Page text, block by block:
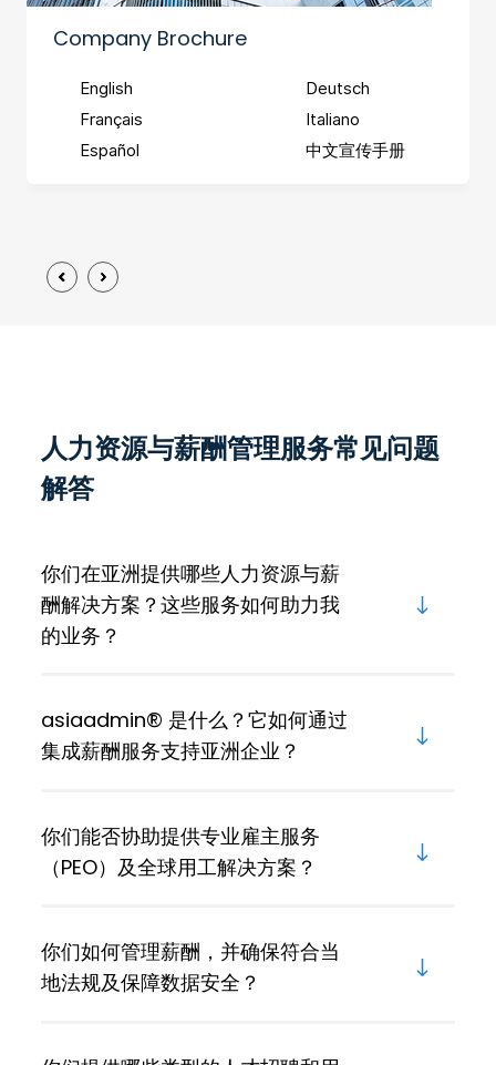
Company Brochure
English
Deutsch
Français
Italiano
Español
中文宣传手册
人力资源与薪酬管理服务常见问题
解答
你们在亚洲提供哪些人力资源与薪
酬解决方案？这些服务如何助力我
的业务？
asiaadmin® 是什么？它如何通过
集成薪酬服务支持亚洲企业？
你们能否协助提供专业雇主服务
（PEO）及全球用工解决方案？
你们如何管理薪酬，并确保符合当
地法规及保障数据安全？